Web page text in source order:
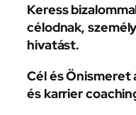
Keress
célodnak,
hivatást.
Cél és Önismeret
és karrier